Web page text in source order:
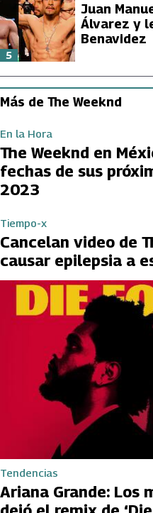
Juan
Álvarez y
Benavidez
5
Más de The Weeknd
En la Hora
The Weeknd en
fechas de sus
2023
Tiempo-x
Cancelan video de
causar epilepsia a
Tendencias
Ariana Grande: Los